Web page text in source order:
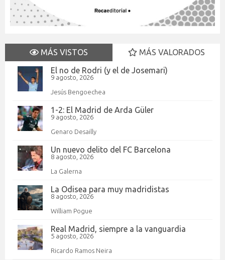
MÁS VISTOS
MÁS VALORADOS
El no de Rodri (y el de Josemari)
9 agosto, 2026
Jesús Bengoechea
1-2: El Madrid de Arda Güler
9 agosto, 2026
Genaro Desailly
Un nuevo delito del FC Barcelona
8 agosto, 2026
La Galerna
La Odisea para muy madridistas
8 agosto, 2026
William Pogue
Real Madrid, siempre a la vanguardia
5 agosto, 2026
Ricardo Ramos Neira